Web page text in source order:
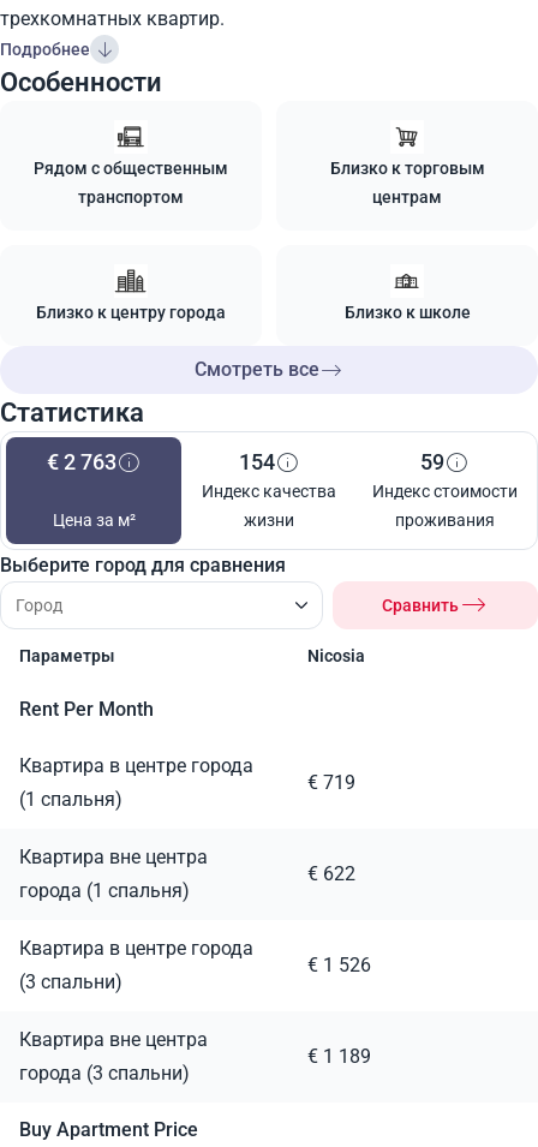
трехкомнатных квартир.
Подробнее
Особенности
Рядом с общественным
транспортом
Близко к торговым
центрам
Близко к центру города Близко к школе
Смотреть все
Статистика
€ 2 763
Цена за м²
154
Индекс качества
жизни
59
Индекс стоимости
проживания
Выберите город для сравнения
Сравнить
Параметры Nicosia
Rent Per Month
Квартира в центре города
(1 спальня)
€ 719
Квартира вне центра
города (1 спальня)
€ 622
Квартира в центре города
(3 спальни)
€ 1 526
Квартира вне центра
города (3 спальни)
€ 1 189
Buy Apartment Price